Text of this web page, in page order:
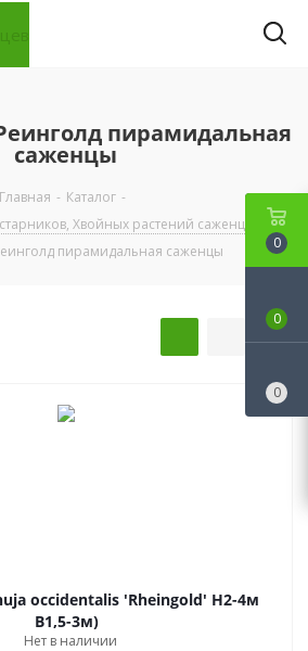
пирамидальная
саженцы
Главная - Каталог -
Хвойных растений саженцы
-
пирамидальная саженцы
occidentalis 'Rheingold' H2-4м
B1,5-3м)
Нет в наличии
0
0
0